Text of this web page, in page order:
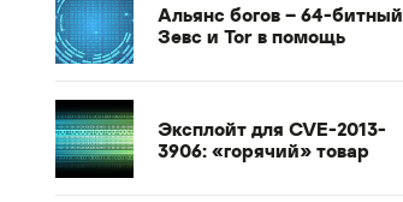
Альянс богов – 64-битный
Зевс и Tor в помощь
Эксплойт для CVE-2013-
3906: «горячий» товар